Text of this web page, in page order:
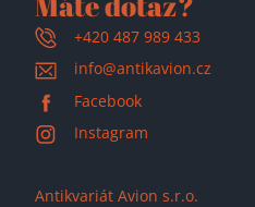
+420 487 989 433
info@antikavion.cz
Facebook
Instagram
Antikvariát Avion s.r.o.